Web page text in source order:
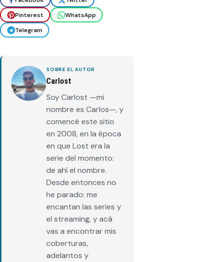
Pinterest
WhatsApp
Telegram
SOBRE EL AUTOR
Carlost
Soy Carlost —mi
nombre es Carlos—, y
comencé este sitio
en 2008, en la época
en que Lost era la
serie del momento:
de ahí el nombre.
Desde entonces no
he parado: me
encantan las series y
el streaming, y acá
vas a encontrar mis
coberturas,
adelantos y